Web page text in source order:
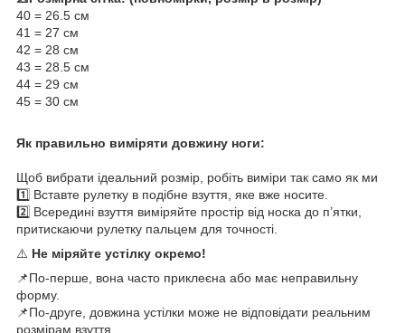
40 = 26.5 см
41 = 27 см
42 = 28 см
43 = 28.5 см
44 = 29 см
45 = 30 см
Як правильно виміряти довжину ноги:
Щоб вибрати ідеальний розмір, робіть виміри так само як ми
1️⃣ Вставте рулетку в подібне взуття, яке вже носите.
2️⃣ Всередині взуття виміряйте простір від носка до п’ятки,
притискаючи рулетку пальцем для точності.
⚠️ Не міряйте устілку окремо!
📌По-перше, вона часто приклеєна або має неправильну
форму.
📌По-друге, довжина устілки може не відповідати реальним
розмірам взуття.